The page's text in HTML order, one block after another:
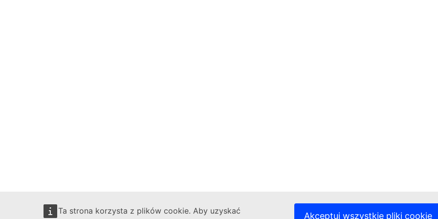
Ta strona korzysta z plików cookie. Aby uzyskać Akceptuj wszystkie pliki cookie